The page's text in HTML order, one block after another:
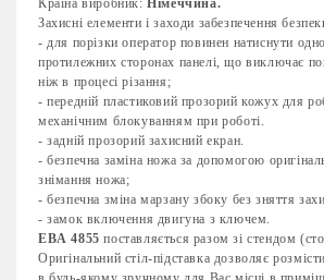
Захисні елементи і заходи забезпечення
- для порізки оператор повинен натиснути
протилежних сторонах панелі, що виключає
ніж в процесі різання;
- передній пластиковий прозорий кожух для
механічним блокуванням при роботі.
- задній прозорий захисний екран.
- безпечна заміна ножа за допомогою
знімання ножа;
- безпечна зміна марзану збоку без зняття
- замок включення двигуна з ключем.
EBA 4855 поставляється разом зі стендом
Оригінальний стіл-підставка дозволяє